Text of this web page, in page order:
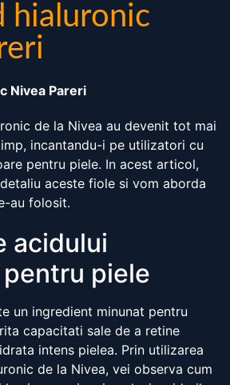
hialuronic
Nivea Pareri
de la Nivea au devenit tot mai
incantandu-i pe utilizatori cu
pentru piele. In acest articol,
aceste fiole si vom aborda
au folosit.
acidului
piele
un ingredient minunat pentru
capacitati sale de a retine
intens pielea. Prin utilizarea
de la Nivea, vei observa cum